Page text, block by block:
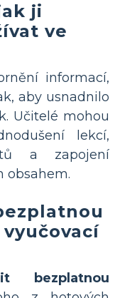
ji
ve
informací,
aby usnadnilo
Učitelé mohou
lekcí,
a zapojení
obsahem.
bezplatnou